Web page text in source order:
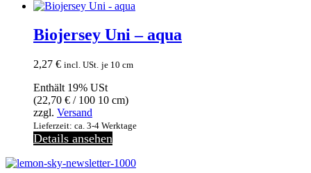
Biojersey Uni – aqua
2,27 € incl. USt. je 10 cm
Enthält 19% USt
(22,70 € / 100 10 cm)
zzgl. Versand
Lieferzeit: ca. 3-4 Werktage
Details ansehen